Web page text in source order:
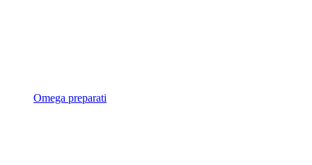
Omega preparati